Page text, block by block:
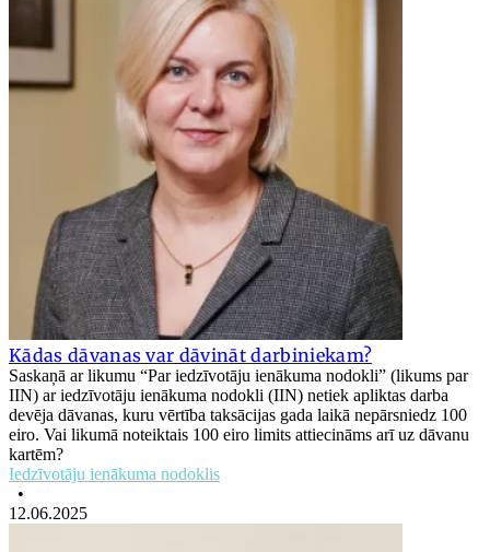
Kādas dāvanas var dāvināt darbiniekam?
Saskaņā ar likumu “Par iedzīvotāju ienākuma nodokli” (likums par
IIN) ar iedzīvotāju ienākuma nodokli (IIN) netiek apliktas darba
devēja dāvanas, kuru vērtība taksācijas gada laikā nepārsniedz 100
eiro. Vai likumā noteiktais 100 eiro limits attiecināms arī uz dāvanu
kartēm?
Iedzīvotāju ienākuma nodoklis
•
12.06.2025